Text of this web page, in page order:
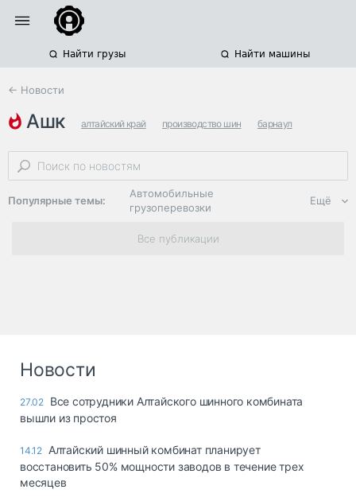
Найти грузы Найти машины
← Новости
ашк алтайский край производство шин барнаул
Популярные темы:
Автомобильные
грузоперевозки
Региональная
логистика
опасные грузы
страхование
Ещё
Все публикации
Новости
27.02 Все сотрудники Алтайского шинного комбината
вышли из простоя
14.12 Алтайский шинный комбинат планирует
восстановить 50% мощности заводов в течение трех
месяцев